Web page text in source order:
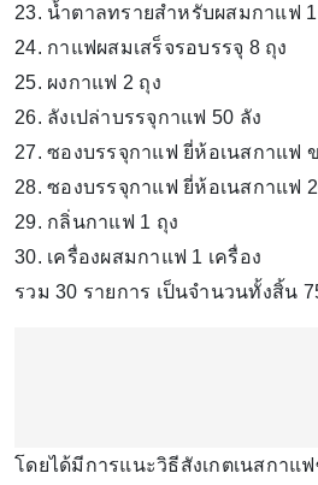
23. น้ำตาลทรายสำหรับผสมกาแฟ
24. กาแฟผสมเสร็จรอบรรจุ 8 ถุง
25. ผงกาแฟ 2 ถุง
26. ลังเปล่าบรรจุกาแฟ 50 ลัง
27. ซองบรรจุกาแฟ ยี่ห้อเนสกาแฟ
28. ซองบรรจุกาแฟ ยี่ห้อเนสกาแฟ
29. กลิ่นกาแฟ 1 ถุง
30. เครื่องผสมกาแฟ 1 เครื่อง
รวม 30 รายการ เป็นจำนวนทั้งสิ้น
โดยได้มีการแนะวิธีสังเกตเนสกาแ